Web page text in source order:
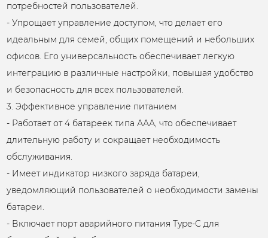
потребностей пользователей.
- Упрощает управление доступом, что делает его
идеальным для семей, общих помещений и небольших
офисов. Его универсальность обеспечивает легкую
интеграцию в различные настройки, повышая удобство
и безопасность для всех пользователей.
3. Эффективное управление питанием
- Работает от 4 батареек типа ААА, что обеспечивает
длительную работу и сокращает необходимость
обслуживания.
- Имеет индикатор низкого заряда батареи,
уведомляющий пользователей о необходимости замены
батареи.
- Включает порт аварийного питания Type-C для